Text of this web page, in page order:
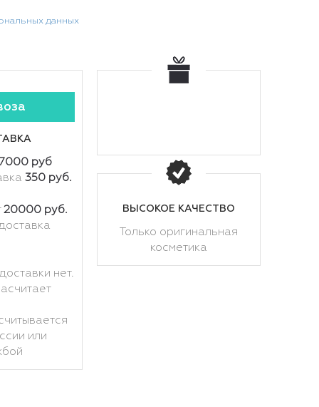
данных
руб
350 руб.
20000 руб.
нет.
или
ВЫСОКОЕ КАЧЕСТВО
Только оригинальная
косметика